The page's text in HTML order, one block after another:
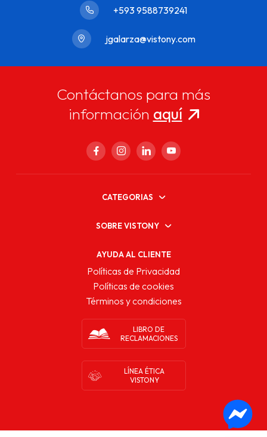
+593 9588739241
jgalarza@vistony.com
Contáctanos para más
información aquí
CATEGORIAS
SOBRE VISTONY
AYUDA AL CLIENTE
Políticas de Privacidad
Políticas de cookies
Términos y condiciones
LIBRO DE
RECLAMACIONES
LÍNEA ÉTICA
VISTONY